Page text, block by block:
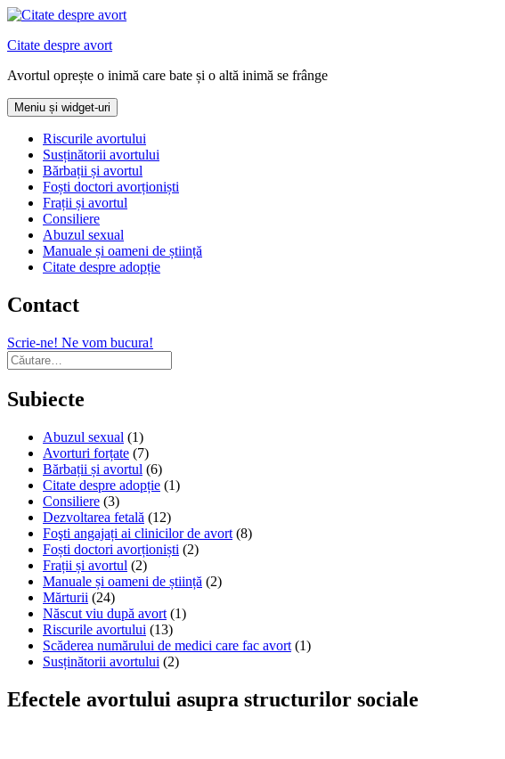
Sari
conținut
Citate despre avort
Avortul oprește o inimă care bate și o altă inimă se frânge
Meniu și widget-uri
Riscurile avortului
Susținătorii avortului
Bărbații și avortul
Foști doctori avorționiști
Frații și avortul
Consiliere
Abuzul sexual
Manuale și oameni de știință
Citate despre adopție
Contact
Scrie-ne! Ne vom bucura!
Caută
după:
Subiecte
Abuzul sexual (1)
Avorturi forțate (7)
Bărbații și avortul (6)
Citate despre adopție (1)
Consiliere (3)
Dezvoltarea fetală (12)
Foşti angajați ai clinicilor de avort (8)
Foști doctori avorționiști (2)
Frații și avortul (2)
Manuale și oameni de știință (2)
Mărturii (24)
Născut viu după avort (1)
Riscurile avortului (13)
Scăderea numărului de medici care fac avort (1)
Susținătorii avortului (2)
Efectele avortului asupra structurilor sociale